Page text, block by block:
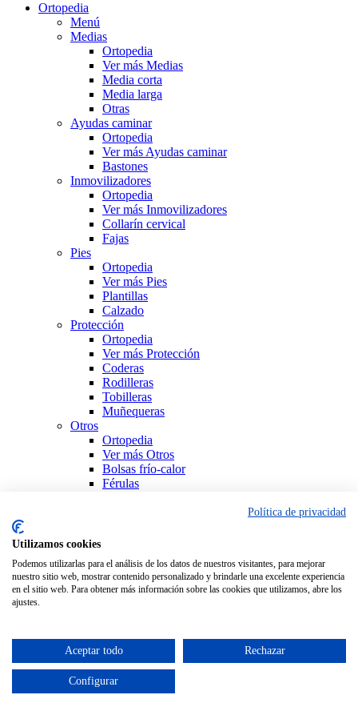
Ortopedia
Menú
Medias
Ortopedia
Ver más Medias
Media corta
Media larga
Otras
Ayudas caminar
Ortopedia
Ver más Ayudas caminar
Bastones
Inmovilizadores
Ortopedia
Ver más Inmovilizadores
Collarín cervical
Fajas
Pies
Ortopedia
Ver más Pies
Plantillas
Calzado
Protección
Ortopedia
Ver más Protección
Coderas
Rodilleras
Tobilleras
Muñequeras
Otros
Ortopedia
Ver más Otros
Bolsas frío-calor
Férulas
Política de privacidad
Utilizamos cookies
Podemos utilizarlas para el análisis de los datos de nuestros visitantes, para mejorar
nuestro sitio web, mostrar contenido personalizado y brindarle una excelente experiencia
en el sitio web. Para obtener más información sobre las cookies que utilizamos, abre los
ajustes.
Aceptar todo Rechazar
Configurar